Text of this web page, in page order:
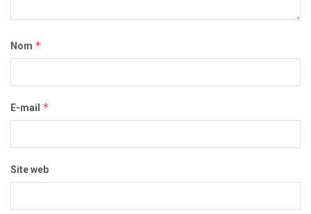
Nom *
E-mail *
Site web